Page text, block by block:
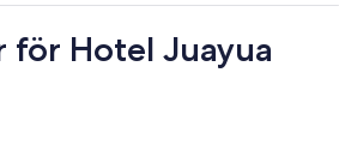
för Hotel Juayua